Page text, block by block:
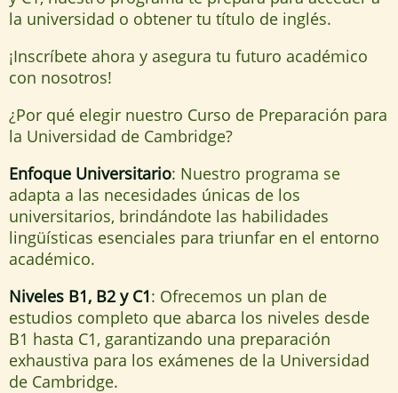
la universidad o obtener tu título de inglés.
¡Inscríbete ahora y asegura tu futuro académico
con nosotros!
¿Por qué elegir nuestro Curso de Preparación para
la Universidad de Cambridge?
Enfoque Universitario: Nuestro programa se
adapta a las necesidades únicas de los
universitarios, brindándote las habilidades
lingüísticas esenciales para triunfar en el entorno
académico.
Niveles B1, B2 y C1: Ofrecemos un plan de
estudios completo que abarca los niveles desde
B1 hasta C1, garantizando una preparación
exhaustiva para los exámenes de la Universidad
de Cambridge.